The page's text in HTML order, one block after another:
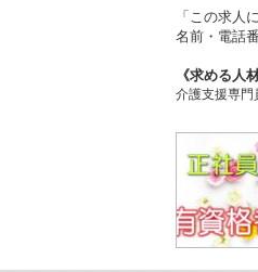
「この求人
名前・電話
求める人
介護支援専門